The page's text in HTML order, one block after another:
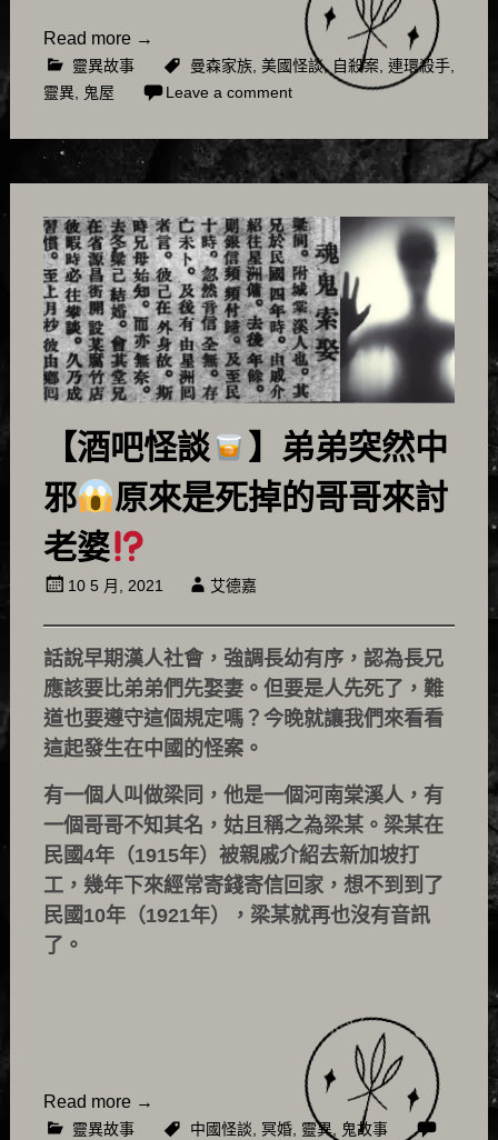
Read more →
靈異故事 曼森家族, 美國怪談, 自殺案, 連環殺手,
靈異, 鬼屋 Leave a comment
【酒吧怪談
】弟弟突然中
邪
原來是死掉的哥哥來討
老婆
10 5 月, 2021 艾德嘉
話說早期漢人社會，強調長幼有序，認為長兄
應該要比弟弟們先娶妻。但要是人先死了，難
道也要遵守這個規定嗎？今晚就讓我們來看看
這起發生在中國的怪案。
有一個人叫做梁同，他是一個河南棠溪人，有
一個哥哥不知其名，姑且稱之為梁某。梁某在
民國4年（1915年）被親戚介紹去新加坡打
工，幾年下來經常寄錢寄信回家，想不到到了
民國10年（1921年），梁某就再也沒有音訊
了。
Read more →
靈異故事 中國怪談, 冥婚, 靈異, 鬼故事